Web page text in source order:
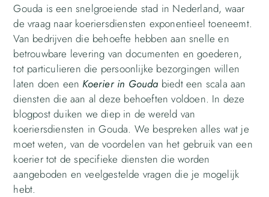
Gouda is een snelgroeiende stad in Nederland, waar
de vraag naar koeriersdiensten exponentieel toeneemt.
Van bedrijven die behoefte hebben aan snelle en
betrouwbare levering van documenten en goederen,
tot particulieren die persoonlijke bezorgingen willen
laten doen een Koerier in Gouda biedt een scala aan
diensten die aan al deze behoeften voldoen. In deze
blogpost duiken we diep in de wereld van
koeriersdiensten in Gouda. We bespreken alles wat je
moet weten, van de voordelen van het gebruik van een
koerier tot de specifieke diensten die worden
aangeboden en veelgestelde vragen die je mogelijk
hebt.